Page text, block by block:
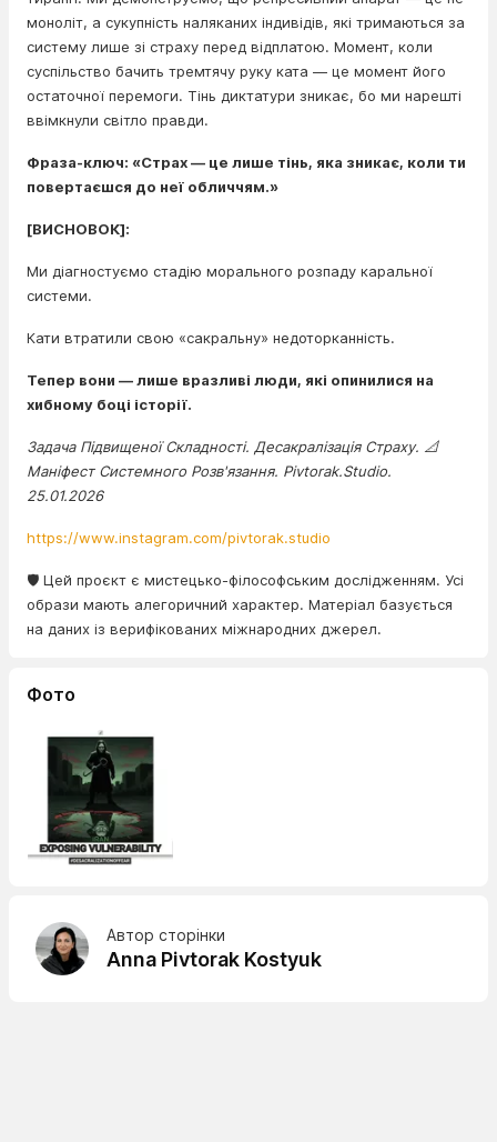
моноліт, а сукупність наляканих індивідів, які тримаються за
систему лише зі страху перед відплатою. Момент, коли
суспільство бачить тремтячу руку ката — це момент його
остаточної перемоги. Тінь диктатури зникає, бо ми нарешті
ввімкнули світло правди.
Фраза-ключ: «Страх — це лише тінь, яка зникає, коли ти
повертаєшся до неї обличчям.»
[ВИСНОВОК]:
Ми діагностуємо стадію морального розпаду каральної
системи.
Кати втратили свою «сакральну» недоторканність.
Тепер вони — лише вразливі люди, які опинилися на
хибному боці історії.
Задача Підвищеної Складності. Десакралізація Страху. 📐
Маніфест Системного Розв'язання. Pivtorak.Studio.
25.01.2026
https://www.instagram.com/pivtorak.studio
🛡️ Цей проєкт є мистецько-філософським дослідженням. Усі
образи мають алегоричний характер. Матеріал базується
на даних із верифікованих міжнародних джерел.
Фото
Автор сторінки
Anna Pivtorak Kostyuk